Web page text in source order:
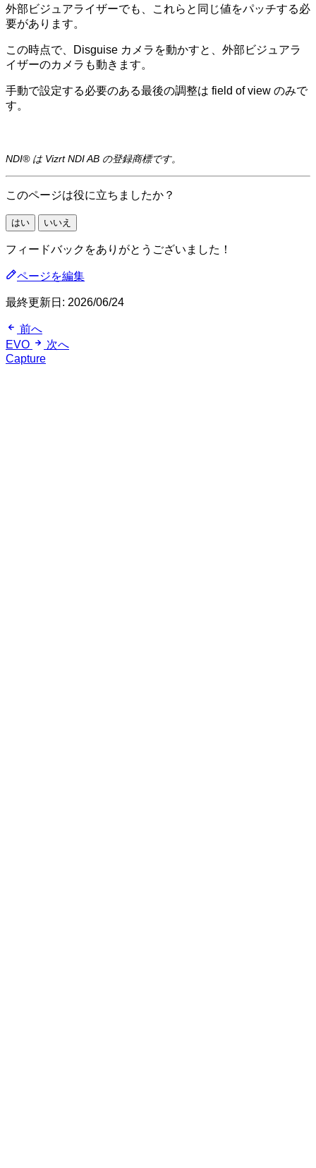
外部ビジュアライザーでも、これらと同じ値をパッチする必
要があります。
この時点で、Disguise カメラを動かすと、外部ビジュアラ
イザーのカメラも動きます。
手動で設定する必要のある最後の調整は field of view のみで
す。
NDI® は Vizrt NDI AB の登録商標です。
このページは役に立ちましたか？
はい いいえ
フィードバックをありがとうございました！
ページを編集
最終更新日: 2026/06/24
前へ
EVO
次へ
Capture